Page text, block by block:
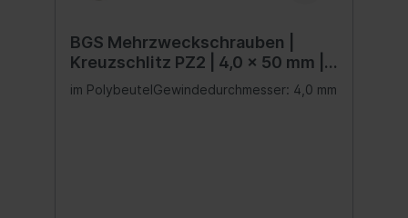
BGS Mehrzweckschrauben |
Kreuzschlitz PZ2 | 4,0 x 50 mm |
125 Stück
im PolybeutelGewindedurchmesser: 4,0 mm